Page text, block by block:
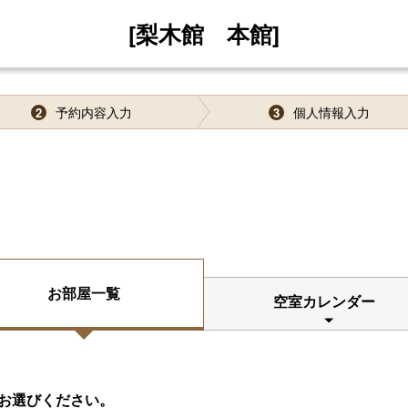
[梨木館 本館]
2 予約内容入力 3 個人情報入力
お部屋一覧 空室カレンダー
びください。